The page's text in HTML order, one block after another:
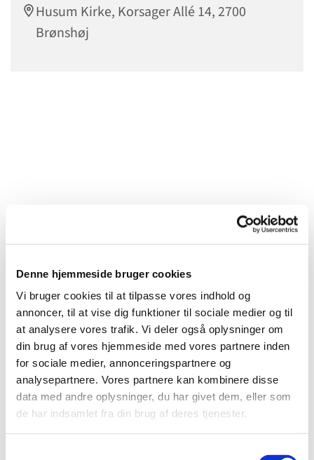
Denne hjemmeside bruger cookies
Vi bruger cookies til at tilpasse vores indhold og
annoncer, til at vise dig funktioner til sociale medier og til
at analysere vores trafik. Vi deler også oplysninger om
din brug af vores hjemmeside med vores partnere inden
for sociale medier, annonceringspartnere og
analysepartnere. Vores partnere kan kombinere disse
data med andre oplysninger, du har givet dem, eller som
de har indsamlet fra din brug af deres tjenester.
Husum Kirke, Korsager Allé 14, 2700
Brønshøj
Du vil måske også kunne lide...